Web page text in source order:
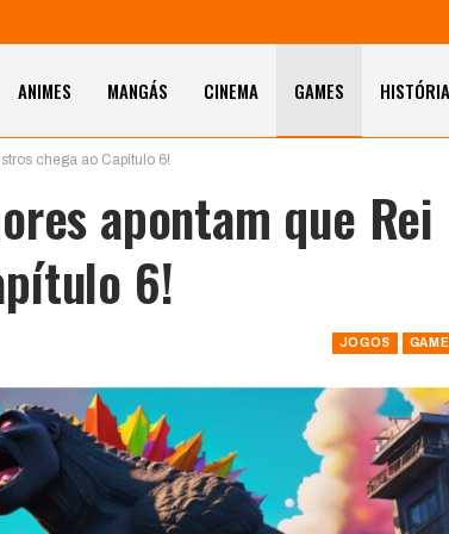
ANIMES MANGÁS CINEMA GAMES HISTÓRIA
chega ao Capítulo 6!
apontam que Rei
6!
JOGOS